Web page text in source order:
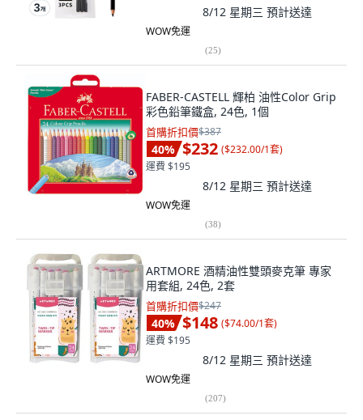
8/12 星期三 預計送達
WOW免運
(25)
FABER-CASTELL 輝柏 油性Color Grip
彩色鉛筆鐵盒, 24色, 1個
首購折扣價$387
40% $232 ($232.00/1套)
運費 $195
8/12 星期三 預計送達
WOW免運
(38)
ARTMORE 酒精油性雙頭麥克筆 專家
用套組, 24色, 2套
首購折扣價$247
40% $148 ($74.00/1套)
運費 $195
8/12 星期三 預計送達
WOW免運
(207)